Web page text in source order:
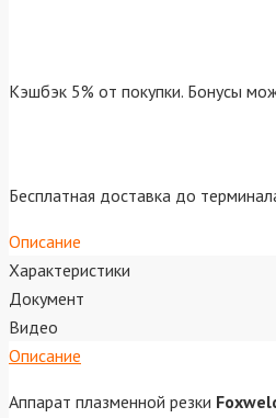
Кэшбэк 5% от покупки. Бонусы
Бесплатная доставка до
Описание
Характеристики
Документ
Видео
Описание
Аппарат плазменной резки